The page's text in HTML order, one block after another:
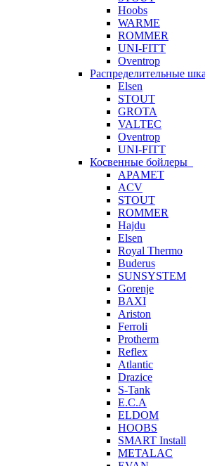
Hoobs
WARME
ROMMER
UNI-FITT
Oventrop
Распределительные
Elsen
STOUT
GROTA
VALTEC
Oventrop
UNI-FITT
Косвенные бойлеры
APAMET
ACV
STOUT
ROMMER
Hajdu
Elsen
Royal Thermo
Buderus
SUNSYSTEM
Gorenje
BAXI
Ariston
Ferroli
Protherm
Reflex
Atlantic
Drazice
S-Tank
E.C.A
ELDOM
HOOBS
SMART Install
METALAC